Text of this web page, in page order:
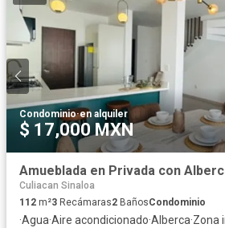
Condominio·en alquiler
$ 17,000 MXN
Culiacan Sinaloa
112 m²3 Recámaras2 BañosCondominio
·Agua·Aire acondicionado·Alberca·Zona